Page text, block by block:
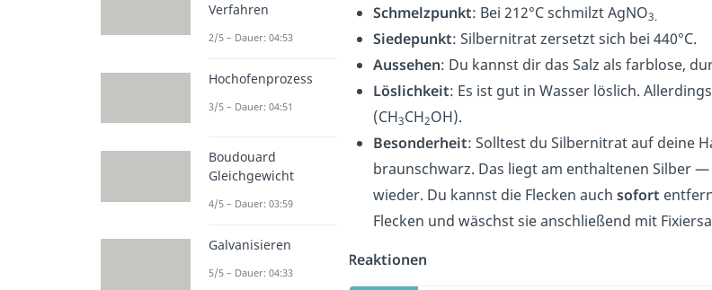
Schmelzpunkt: Bei 212°C schmilzt AgNO3.
Siedepunkt: Silbernitrat zersetzt sich bei 440°C.
Aussehen: Du kannst dir das Salz als farblose,
Löslichkeit: Es ist gut in Wasser löslich.
(CH3CH2OH).
Besonderheit: Solltest du Silbernitrat auf deine
braunschwarz. Das liegt am enthaltenen Silber
wieder. Du kannst die Flecken auch sofort
Flecken und wäschst sieanschließend mit
Reaktionen
Verfahren
2/5 – Dauer: 04:53
Hochofenprozess
3/5 – Dauer: 04:51
Boudouard
Gleichgewicht
4/5 – Dauer: 03:59
Galvanisieren
5/5 – Dauer: 04:33